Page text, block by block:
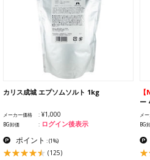
カリス成城 エプソムソルト 1kg
メーカー価格 ¥1,000
BG卸価 ログイン後表示
ポイント :(1%)
(125)
ー
メ
BG